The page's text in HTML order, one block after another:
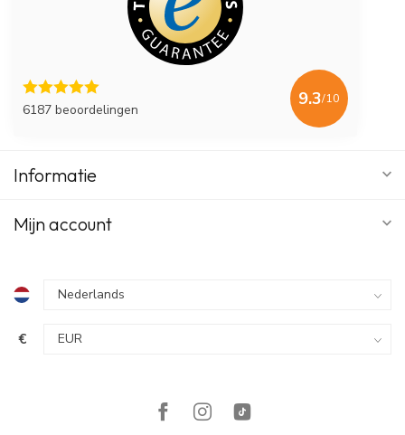
6187 beoordelingen
9.3/10
Informatie
Mijn account
€